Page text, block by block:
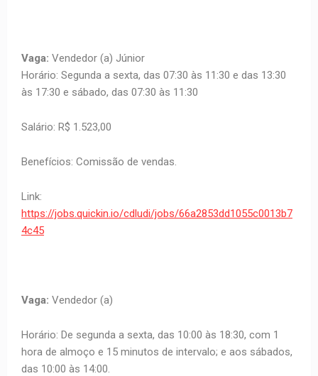
Vaga: Vendedor (a) Júnior
Horário: Segunda a sexta, das 07:30 às 11:30 e das 13:30
às 17:30 e sábado, das 07:30 às 11:30
Salário: R$ 1.523,00
Benefícios: Comissão de vendas.
Link:
https://jobs.quickin.io/cdludi/jobs/66a2853dd1055c0013b7
4c45
Vaga: Vendedor (a)
Horário: De segunda a sexta, das 10:00 às 18:30, com 1
hora de almoço e 15 minutos de intervalo; e aos sábados,
das 10:00 às 14:00.